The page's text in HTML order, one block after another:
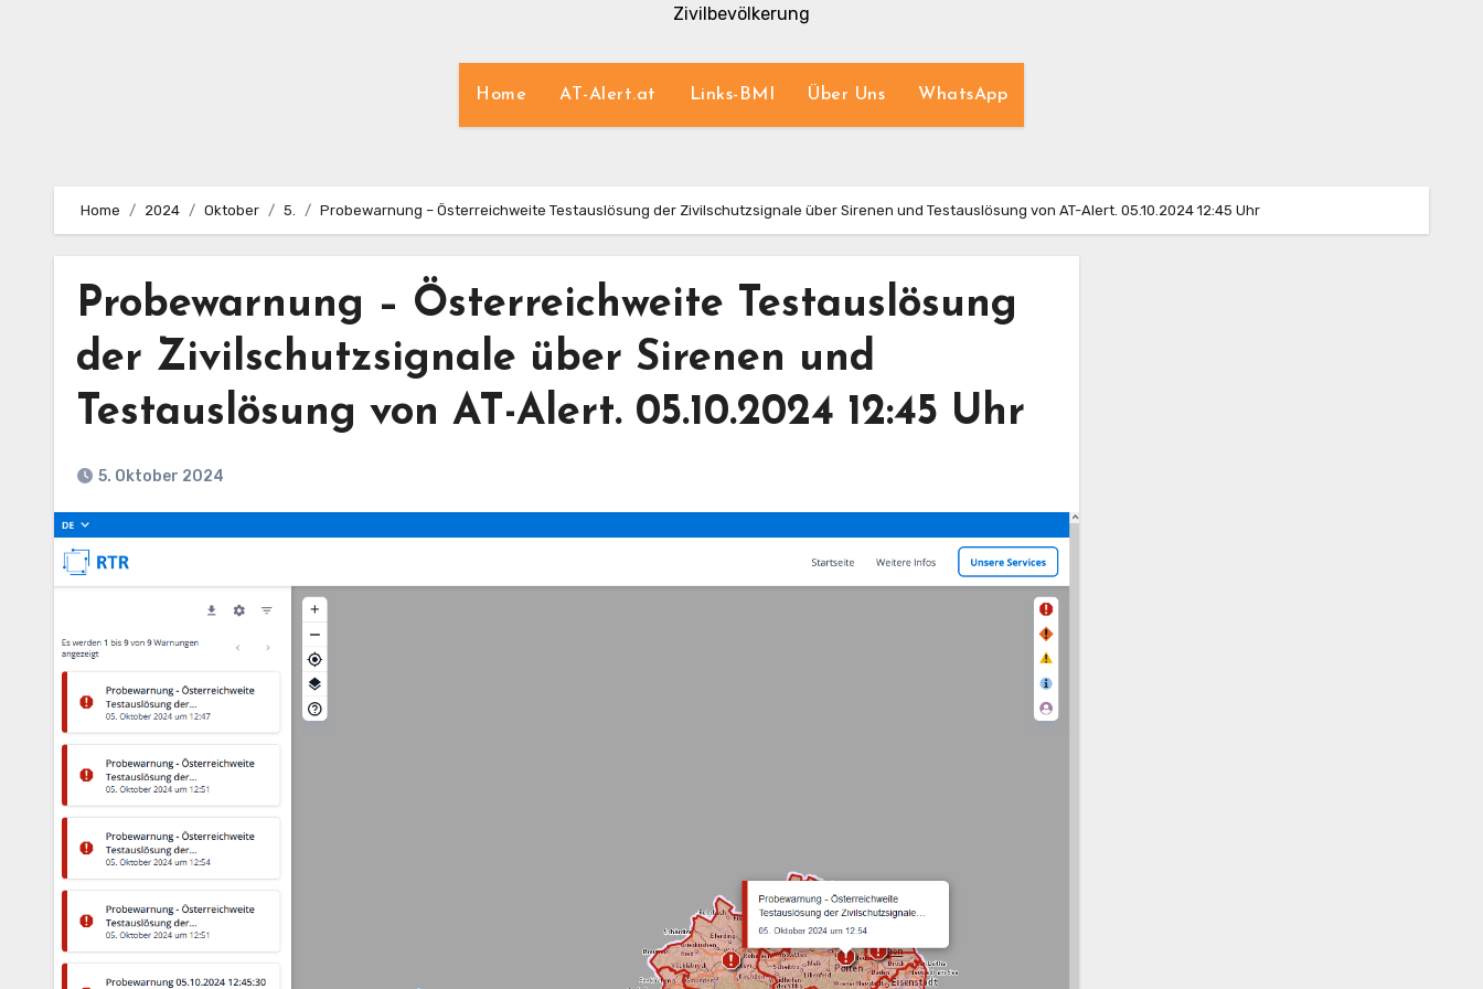
Zivilbevölkerung
Home AT-Alert.at Links-BMI Über Uns WhatsApp
Home 2024 Oktober 5. Probewarnung – Österreichweite Testauslösung der Zivilschutzsignale über Sirenen und Testauslösung von AT-Alert. 05.10.2024 12:45 Uhr
Probewarnung – Österreichweite Testauslösung
der Zivilschutzsignale über Sirenen und
Testauslösung von AT-Alert. 05.10.2024 12:45 Uhr
5. Oktober 2024